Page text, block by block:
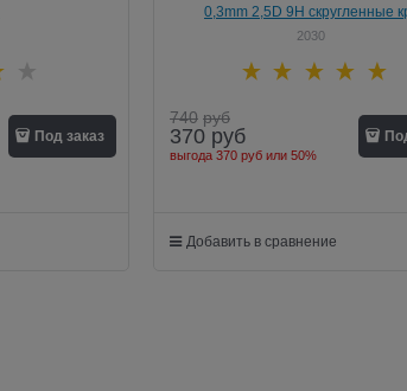
Под заказ
0,3mm 2,5D 9H скругленные
2030
740 руб
370 руб
выгода 370 руб или 50%
Добавить в сравнение